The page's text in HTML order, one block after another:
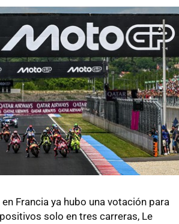
Francia ya hubo una votación para
solo en tres carreras, Le